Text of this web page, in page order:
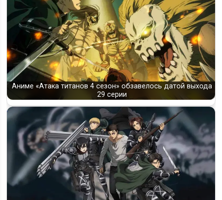
Аниме «Атака титанов 4 сезон» обзавелось датой выхода
29 серии